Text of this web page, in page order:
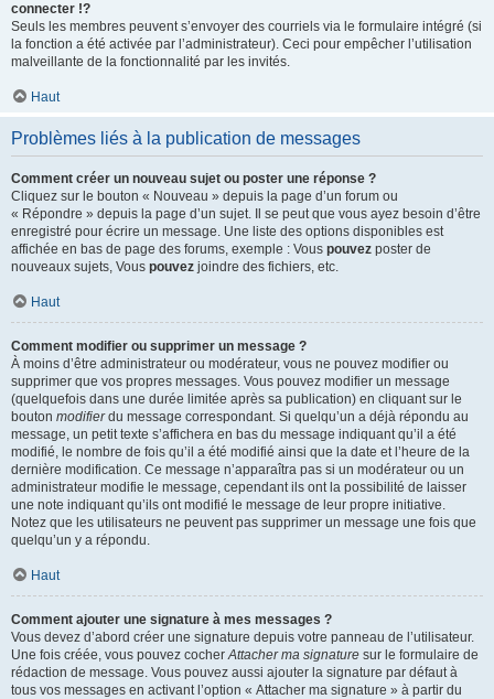
connecter !?
Seuls les membres peuvent s’envoyer des courriels via le formulaire intégré (si
la fonction a été activée par l’administrateur). Ceci pour empêcher l’utilisation
malveillante de la fonctionnalité par les invités.
Haut
Problèmes liés à la publication de messages
Comment créer un nouveau sujet ou poster une réponse ?
Cliquez sur le bouton « Nouveau » depuis la page d’un forum ou
« Répondre » depuis la page d’un sujet. Il se peut que vous ayez besoin d’être
enregistré pour écrire un message. Une liste des options disponibles est
affichée en bas de page des forums, exemple : Vous pouvez poster de
nouveaux sujets, Vous pouvez joindre des fichiers, etc.
Haut
Comment modifier ou supprimer un message ?
À moins d’être administrateur ou modérateur, vous ne pouvez modifier ou
supprimer que vos propres messages. Vous pouvez modifier un message
(quelquefois dans une durée limitée après sa publication) en cliquant sur le
bouton modifierdu message correspondant. Si quelqu’un a déjà répondu au
message, un petit texte s’affichera en bas du message indiquant qu’il a été
modifié, le nombre de fois qu’il a été modifié ainsi que la date et l’heure de la
dernière modification. Ce message n’apparaîtra pas si un modérateur ou un
administrateur modifie le message, cependant ils ont la possibilité de laisser
une note indiquant qu’ils ont modifié le message de leur propre initiative.
Notez que les utilisateurs ne peuvent pas supprimer un message une fois que
quelqu’un y a répondu.
Haut
Comment ajouter une signature à mes messages ?
Vous devez d’abord créer une signature depuis votre panneau de l’utilisateur.
Une fois créée, vous pouvez cocherAttacher ma signature sur le formulaire de
rédaction de message. Vous pouvez aussi ajouter la signature par défaut à
tous vos messages en activant l’option « Attacher ma signature » à partir du